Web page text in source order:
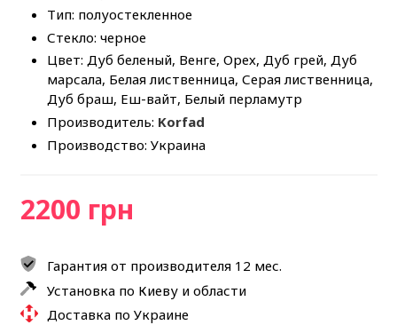
Тип: полуостекленное
Стекло: черное
Цвет: Дуб беленый, Венге, Орех, Дуб грей, Дуб
марсала, Белая лиственница, Серая лиственница,
Дуб браш, Еш-вайт, Белый перламутр
Производитель: Korfad
Производство: Украина
2200 грн
Гарантия от производителя 12 мес.
Установка по Киеву и области
Доставка по Украине